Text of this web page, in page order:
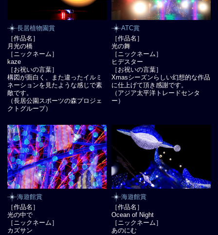
長居植物園賞
［作品名］
月光の橋
［ニックネーム］
kaze
［お祝いの言葉］
構図が面白く、また違ったイルミ
ネーションを見たような感じで素
敵です。
（長居公園スポーツの森プロジェ
クトグループ）
ATC賞
［作品名］
光の舞
［ニックネーム］
ヒデスター
［お祝いの言葉］
Xmasシーズンらしい幻想的な作品
に仕上げて頂き感謝です。
（アジア太平洋トレードセンタ
ー）
海遊館賞
［作品名］
光の中で
［ニックネーム］
カズサン
海遊館賞
［作品名］
Ocean of Night
［ニックネーム］
あのにむ